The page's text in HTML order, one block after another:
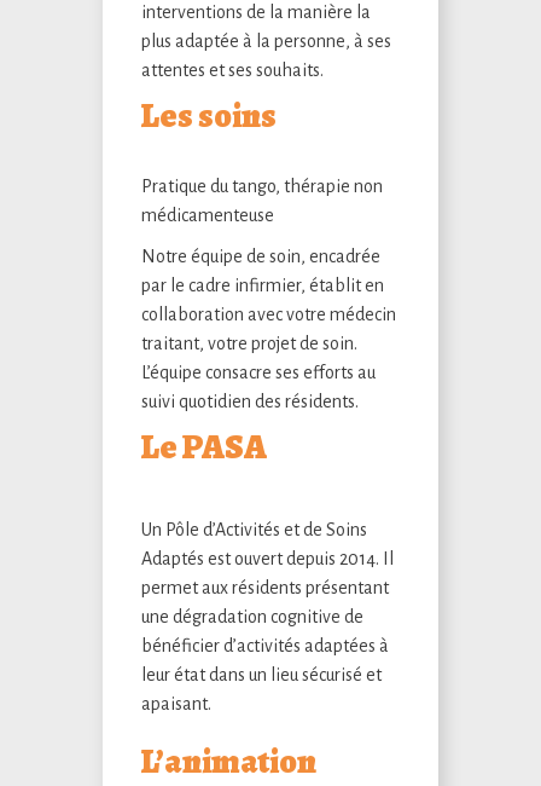
interventions de la manière la
plus adaptée à la personne, à ses
attentes et ses souhaits.
Les soins
Pratique du tango, thérapie non
médicamenteuse
Notre équipe de soin, encadrée
par le cadre infirmier, établit en
collaboration avec votre médecin
traitant, votre projet de soin.
L’équipe consacre ses efforts au
suivi quotidien des résidents.
Le PASA
Un Pôle d’Activités et de Soins
Adaptés est ouvert depuis 2014. Il
permet aux résidents présentant
une dégradation cognitive de
bénéficier d’activités adaptées à
leur état dans un lieu sécurisé et
apaisant.
L’animation